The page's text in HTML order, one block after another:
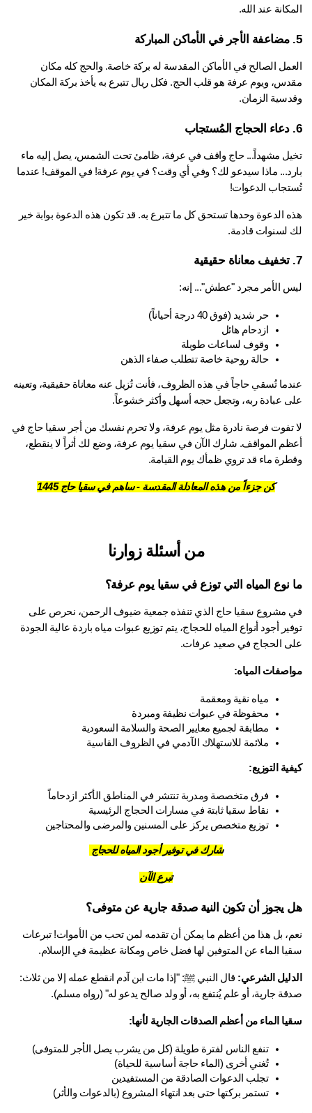
عند الله.
العمل الصالح في الأماكن المقدسة له بركة خاصة. والحج كله مكان
مقدس، ويوم عرفة هو قلب الحج. فكل ريال تتبرع به يأخذ بركة المكان
الزمان.
تخيل مشهداً... حاج واقف في عرفة، ظامئ تحت الشمس، يصل إليه ماء
بارد... ماذا سيدعو لك؟ وفي أي وقت؟ في يوم عرفة! في الموقف! عندما
الدعوات!
هذه الدعوة وحدها تستحق كل ما تتبرع به. قد تكون هذه الدعوة بوابة خير
لسنوات قادمة.
الأمر مجرد "عطش"... إنه:
حر شديد (فوق 40 درجة أحياناً)
ازدحام هائل
وقوف لساعات طويلة
حالة روحية خاصة تتطلب صفاء الذهن
عندما تُسقي حاجاً في هذه الظروف، فأنت تُزيل عنه معاناة حقيقية، وتعينه
عبادة ربه، وتجعل حجه أسهل وأكثر خشوعاً.
لا تفوت فرصة نادرة مثل يوم عرفة، ولا تحرم نفسك من أجر سقيا حاج في
أعظم المواقف. شارك الآن في سقيا يوم عرفة، وضع لك أثراً لا ينقطع،
ماء قد تروي ظمأك يوم القيامة.
كن جزءاً من هذه المعادلة المقدسة - ساهم في سقيا حاج 1445
من أسئلة زوارنا
نوع المياه التي توزع في سقيا يوم عرفة؟
مشروع سقيا حاج
الذي تنفذه جمعية ضيوف الرحمن، نحرص على
توفير أجود أنواع المياه للحجاج، يتم توزيع عبوات مياه باردة عالية الجودة
الحجاج في صعيد عرفات.
المياه:
مياه نقية ومعقمة
محفوظة في عبوات نظيفة ومبردة
مطابقة لجميع معايير الصحة والسلامة السعودية
ملائمة للاستهلاك الآدمي في الظروف القاسية
التوزيع:
فرق متخصصة ومدربة تنتشر في المناطق الأكثر ازدحاماً
نقاط سقيا ثابتة في مسارات الحجاج الرئيسية
توزيع متخصص يركز على المسنين والمرضى والمحتاجين
شارك في توفير أجود المياه للحجاج
تبرع الآن
يجوز أن تكون النية صدقة جارية عن متوفى؟
بل هذا من أعظم ما يمكن أن تقدمه لمن تحب من الأموات!
تبرعات
الماء عن المتوفين لها فضل خاص ومكانة عظيمة في الإسلام.
الشرعي:
قال النبي ﷺ: "إذا مات ابن آدم انقطع عمله إلا من ثلاث:
جارية، أو علم يُنتفع به، أو ولد صالح يدعو له" (رواه مسلم).
الماء من أعظم الصدقات الجارية لأنها:
تنفع الناس لفترة طويلة (كل من يشرب يصل الأجر للمتوفى)
تُغني أخرى (الماء حاجة أساسية للحياة)
تجلب الدعوات الصادقة من المستفيدين
تستمر بركتها حتى بعد انتهاء المشروع (بالدعوات والأثر)